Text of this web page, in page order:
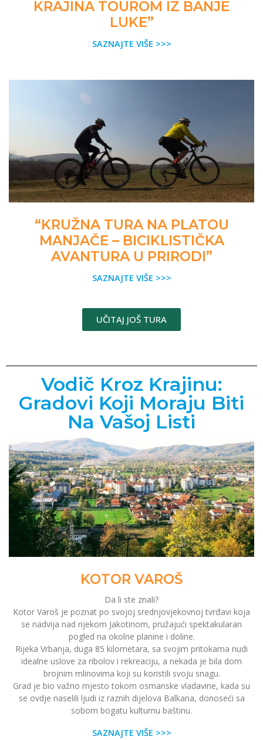
KRAJINA TOUROM IZ BANJE
LUKE”
SAZNAJTE VIŠE >>>
“KRUŽNA TURA NA PLATOU
MANJAČE – BICIKLISTIČKA
AVANTURA U PRIRODI”
SAZNAJTE VIŠE >>>
UČITAJ JOŠ TURA
Vodič Kroz Krajinu:
Gradovi Koji Moraju Biti
Na Vašoj Listi
KOTOR VAROŠ
Da li ste znali?
Kotor Varoš je poznat po svojoj srednjovjekovnoj tvrđavi koja
se nadvija nad rijekom Jakotinom, pružajući spektakularan
pogled na okolne planine i doline.
Rijeka Vrbanja, duga 85 kilometara, sa svojim pritokama nudi
idealne uslove za ribolov i rekreaciju, a nekada je bila dom
brojnim mlinovima koji su koristili svoju snagu.
Grad je bio važno mjesto tokom osmanske vladavine, kada su
se ovdje naselili ljudi iz raznih dijelova Balkana, donoseći sa
sobom bogatu kulturnu baštinu.
SAZNAJTE VIŠE >>>